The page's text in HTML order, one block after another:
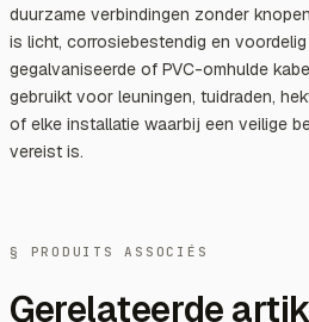
duurzame verbindingen zonder
is licht, corrosiebestendig en
gegalvaniseerde of PVC-omhulde
gebruikt voor leuningen, tuidraden,
of elke installatie waarbij een veilige
vereist is.
§ PRODUITS ASSOCIÉS
Gerelateerde